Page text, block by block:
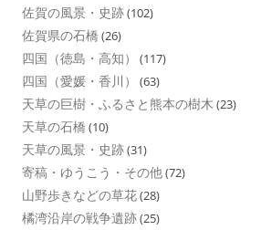
佐賀の風景・史跡(102)
佐賀県の石橋 (26)
四国（徳島・高知） (117)
四国（愛媛・香川） (63)
天草の巨樹・ふるさと熊本の樹木 (23)
天草の石橋 (10)
天草の風景・史跡(31)
寄稿・ゆうこう・その他(72)
山野歩きなどの草花(28)
橘湾沿岸の戦争遺跡(25)